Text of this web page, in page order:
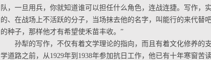
队，一旦用兵，你就知道谁可以担任什么角色，连战连捷。写作，
的、在战场上不活跃的分子，当场抹去他的名字，叫能行的来代
的种子，那样他才有希望使禾苗丰收。”
孙犁的写作，不仅有着文学理论的指向，而且有着文化修养的
学道路之前，从1929年到1938年参加抗日工作，他已有十年寒窗苦